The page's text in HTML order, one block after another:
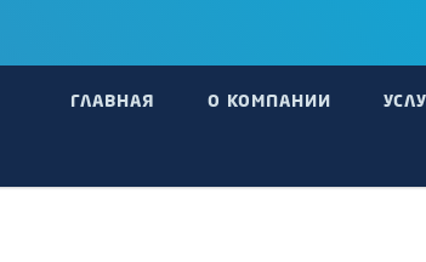
ГЛАВНАЯ О КОМПАНИИ